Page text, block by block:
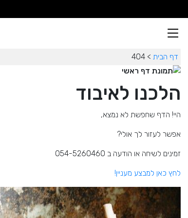
דף הבית > 404
הלכנו לאיבוד
היי! הדף שחפשת לא נמצא,
אפשר לעזור לך אולי?
זמינים לשיחה או הודעה ב 054-5260460
לחץ כאן למבצע מעניין!